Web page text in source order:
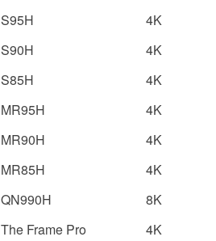
S95H
4K
S90H
4K
S85H
4K
MR95H
4K
MR90H
4K
MR85H
4K
QN990H
8K
The Frame Pro
4K